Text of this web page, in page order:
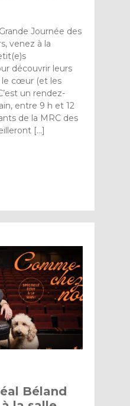
Journée des
venez à la
découvrir leurs
le cœur (et les
un rendez-
entre 9 h et 12
de la MRC des
[…]
Béland